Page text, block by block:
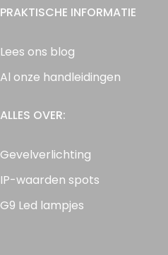
PRAKTISCHE INFORMATIE
Lees ons blog
Al onze handleidingen
ALLES OVER:
Gevelverlichting
IP-waarden spots
G9 Led lampjes